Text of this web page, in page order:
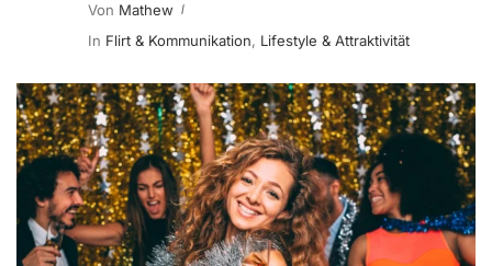
Von Mathew
In Flirt & Kommunikation, Lifestyle & Attraktivität